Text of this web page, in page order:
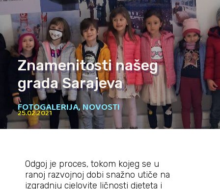
Znamenitosti našeg
grada Sarajeva
FOTOGALERIJA,NOVOSTI
25.02.2021
Odgoj je proces, tokom kojeg se u
ranoj razvojnoj dobi snažno utiče na
izgradnju cjelovite ličnosti djeteta i